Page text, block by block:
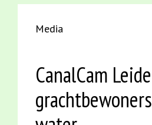
Media
CanalCam